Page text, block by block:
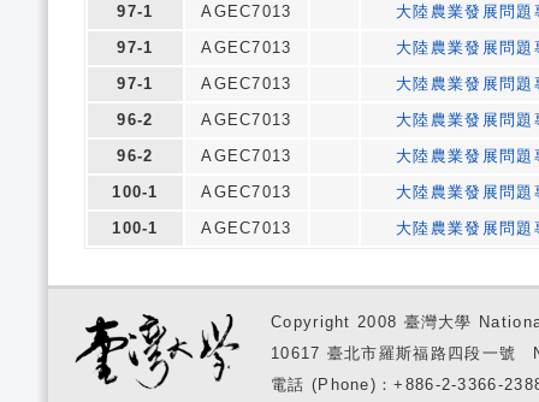
97-1
AGEC7013
大陸農業發展問題
97-1
AGEC7013
大陸農業發展問題
97-1
AGEC7013
大陸農業發展問題
96-2
AGEC7013
大陸農業發展問題
96-2
AGEC7013
大陸農業發展問題
100-1
AGEC7013
大陸農業發展問題
100-1
AGEC7013 大陸農業發展問題
Copyright 2008 臺灣大學
10617 臺北市羅斯福路四段一
電話 (Phone)：+886-2-3366-